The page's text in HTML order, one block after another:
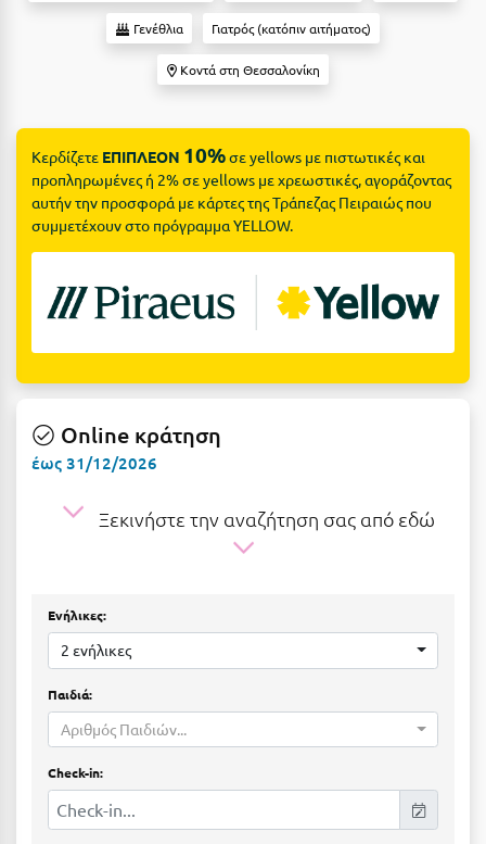
Βόλος
Βραχάτι Κορινθίας
Γ
Γαλαξiδι
Γλυφάδα
Γύθειο
Διακοπτό
Ελούντα Κρήτης
Ερέτρια
Ερμιόνη
Εύβοια
Ευρυτανία
Δες όλα τα πακέτα διακοπών
Γενέθλια Γιατρός (κατόπιν αιτήματος)
Κοντά στη Θεσσαλονίκη
Κερδίζετε ΕΠΙΠΛΕΟΝ 10%σε yellows με πιστωτικές και
προπληρωμένες ή 2% σε yellows με χρεωστικές, αγοράζοντας
αυτήν την προσφορά με κάρτες της Τράπεζας Πειραιώς που
συμμετέχουν στο πρόγραμμα YELLOW.
Online κράτηση
έως 31/12/2026
Ξεκινήστε την αναζήτηση σας από εδώ
Ενήλικες:
2 ενήλικες
Παιδιά:
Αριθμός Παιδιών...
Check-in: